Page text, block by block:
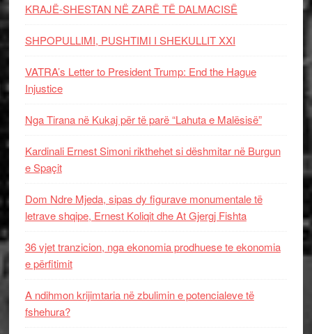
KRAJË-SHESTAN NË ZARË TË DALMACISË
SHPOPULLIMI, PUSHTIMI I SHEKULLIT XXI
VATRA’s Letter to President Trump: End the Hague
Injustice
Nga Tirana në Kukaj për të parë “Lahuta e Malësisë”
Kardinali Ernest Simoni rikthehet si dëshmitar në Burgun
e Spaçit
Dom Ndre Mjeda, sipas dy figurave monumentale të
letrave shqipe, Ernest Koliqit dhe At Gjergj Fishta
36 vjet tranzicion, nga ekonomia prodhuese te ekonomia
e përfitimit
A ndihmon krijimtaria në zbulimin e potencialeve të
fshehura?